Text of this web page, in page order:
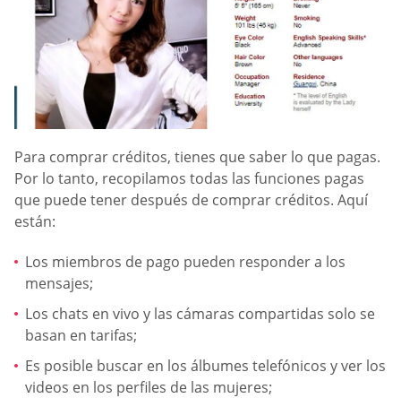
Para comprar créditos, tienes que saber lo que pagas.
Por lo tanto, recopilamos todas las funciones pagas
que puede tener después de comprar créditos. Aquí
están:
Los miembros de pago pueden responder a los
mensajes;
Los chats en vivo y las cámaras compartidas solo se
basan en tarifas;
Es posible buscar en los álbumes telefónicos y ver los
videos en los perfiles de las mujeres;